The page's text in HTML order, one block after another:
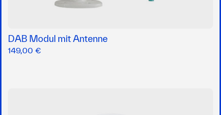
DAB Modul mit Antenne
149,00 €